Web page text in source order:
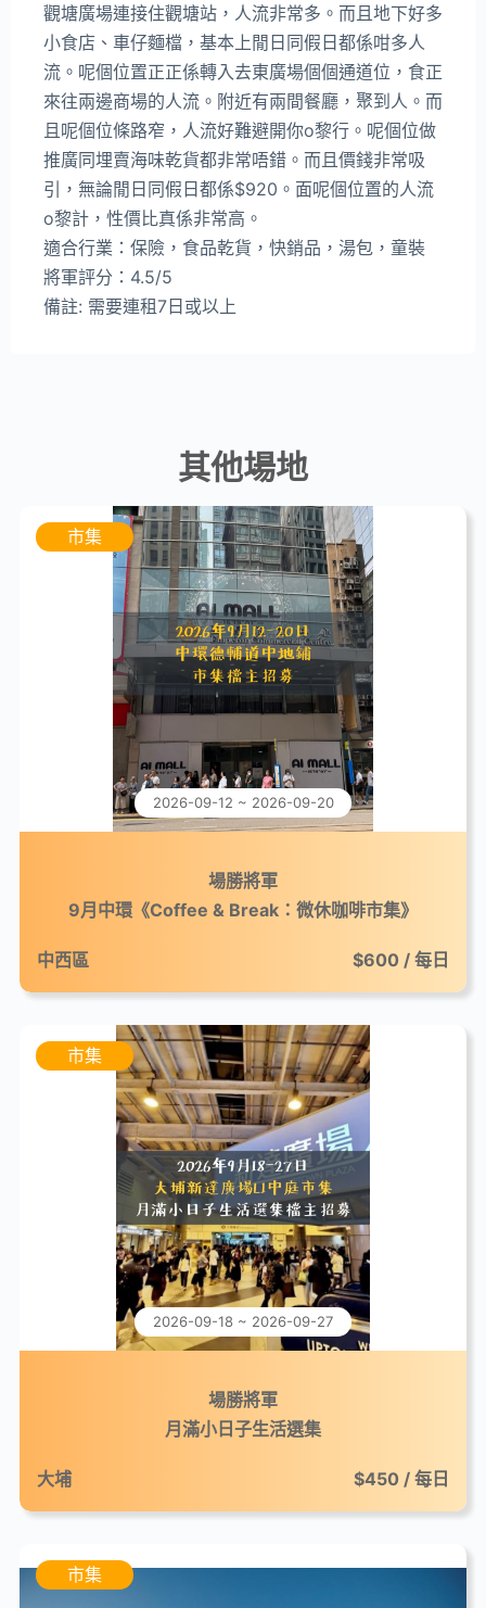
觀塘廣場連接住觀塘站，人流非常多。而且地下好多
小食店、車仔麵檔，基本上閒日同假日都係咁多人
流。呢個位置正正係轉入去東廣場個個通道位，食正
來往兩邊商場的人流。附近有兩間餐廳，聚到人。而
且呢個位條路窄，人流好難避開你o黎行。呢個位做
推廣同埋賣海味乾貨都非常唔錯。而且價錢非常吸
引，無論閒日同假日都係$920。面呢個位置的人流
o黎計，性價比真係非常高。
適合行業：保險，食品乾貨，快銷品，湯包，童裝
將軍評分：4.5/5
備註: 需要連租7日或以上
其他場地
市集
2026-09-12 ~ 2026-09-20
場勝將軍
9月中環《Coffee & Break：微休咖啡市集》
中西區 $600 / 每日
市集
2026-09-18 ~ 2026-09-27
場勝將軍
月滿小日子生活選集
大埔 $450 / 每日
市集